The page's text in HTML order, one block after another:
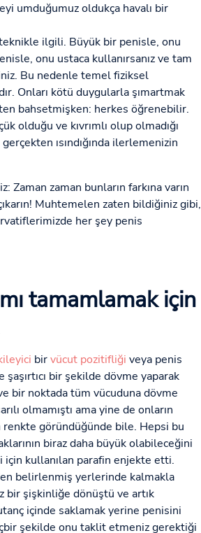
umduğumuz oldukça havalı bir
ilgili. Büyük bir penisle, onu
onu ustaca kullanırsanız ve tam
Bu nedenle temel fiziksel
Onları kötü duygularla şımartmak
bahsetmişken: herkes öğrenebilir.
olduğu ve kıvrımlı olup olmadığı
ısındığında ilerlemenizin
Zaman zaman bunların farkına varın
Muhtemelen zaten bildiğiniz gibi,
her şey penis
tamamlamak için
birvücut pozitifliği veya penis
bir şekilde dövme yaparak
bir noktada tüm vücuduna dövme
olmamıştı ama yine de onların
göründüğünde bile. Hepsi bu
biraz daha büyük olabileceğini
kullanılan parafin enjekte etti.
belirlenmiş yerlerinde kalmakla
bir şişkinliğe dönüştü ve artık
içinde saklamak yerine penisini
şekilde onu taklit etmeniz gerektiği